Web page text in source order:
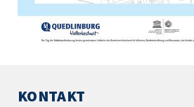
KONTAKT